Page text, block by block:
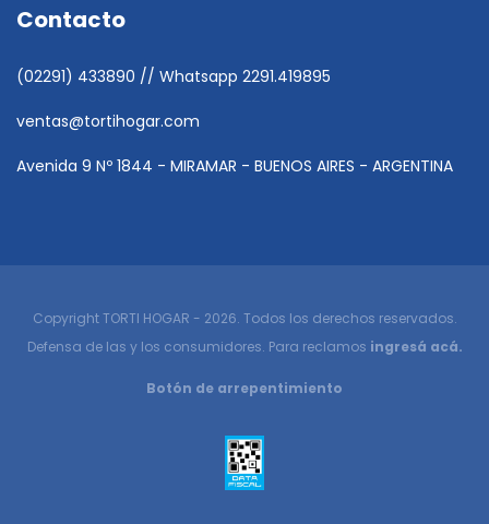
Contacto
(02291) 433890 // Whatsapp 2291.419895
ventas@tortihogar.com
Avenida 9 Nº 1844 - MIRAMAR - BUENOS AIRES - ARGENTINA
Copyright TORTI HOGAR - 2026. Todos los derechos reservados.
Defensa de las y los consumidores. Para reclamos ingresá acá.
Botón de arrepentimiento